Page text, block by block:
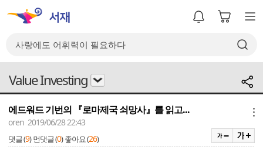
Value Investing
에드워드 기번의 『로마제국 쇠망사』를 읽고...
oren 2019/06/28 22:43
댓글 (9) 먼댓글 (0) 좋아요 (26)